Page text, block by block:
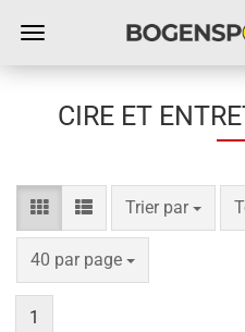
CIRE ET
Trier par
Trier par
40 par page
par page
1